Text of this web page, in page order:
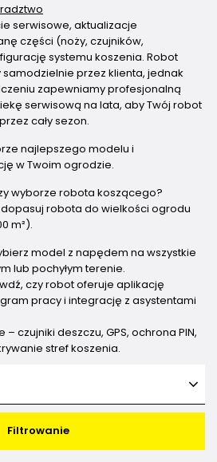
serwisowe, aktualizacje
części (noży, czujników,
systemu koszenia. Robot
przez klienta, jednak
zapewniamy profesjonalną
serwisową na lata, aby Twój robot
cały sezon.
najlepszego modelu i
w Twoim ogrodzie.
wyborze robota koszącego?
robota do wielkości ogrodu
m²).
model z napędem na wszystkie
lub pochyłym terenie.
czy robot oferuje aplikację
pracy i integrację z asystentami
czujniki deszczu, GPS, ochrona PIN,
stref koszenia.
Filtrowanie